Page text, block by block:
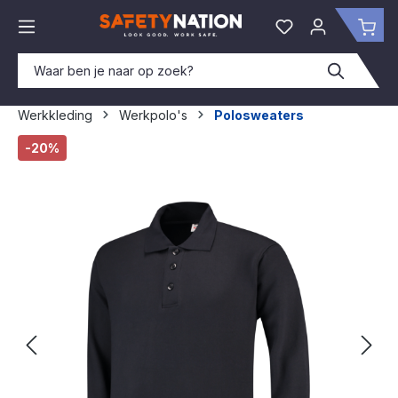
Je hebt 0 items
Werkkleding Werkpolo's
Polosweaters
Afbeeldingengalerij overslaan
-20%